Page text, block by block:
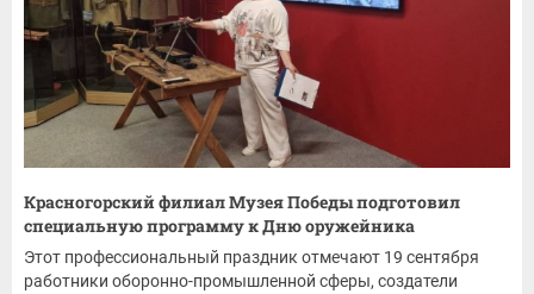
Красногорский филиал Музея Победы подготовил
специальную программу к Дню оружейника
Этот профессиональный праздник отмечают 19 сентября
работники оборонно-промышленной сферы, создатели